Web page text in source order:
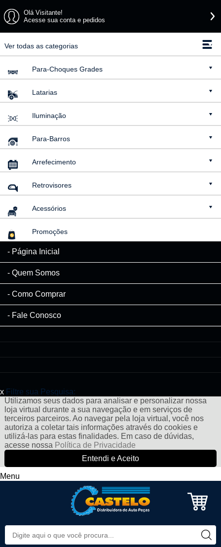
Olá Visitante!
Acesse sua conta e pedidos
Ver todas as categorias
Para-Choques Grades
Latarias
Iluminação
Para-Barros
Arrefecimento
Retrovisores
Acessórios
Promoções
Página Inicial
Quem Somos
Como Comprar
Fale Conosco
x Filtre sua Pesquisa:
Utilizamos seus dados para analisar e personalizar nossa
loja virtual durante a sua navegação e em serviços de
terceiros parceiros. Ao navegar pela loja virtual, você nos
autoriza a coletar tais informações através do cookies e
utilizá-las para estas finalidades. Em caso de dúvidas,
acesse nossa Política de Privacidade
Entendi e Aceito
Menu